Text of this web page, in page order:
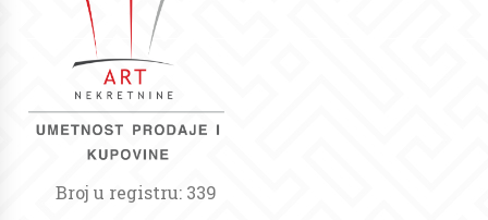
Broj u registru: 339